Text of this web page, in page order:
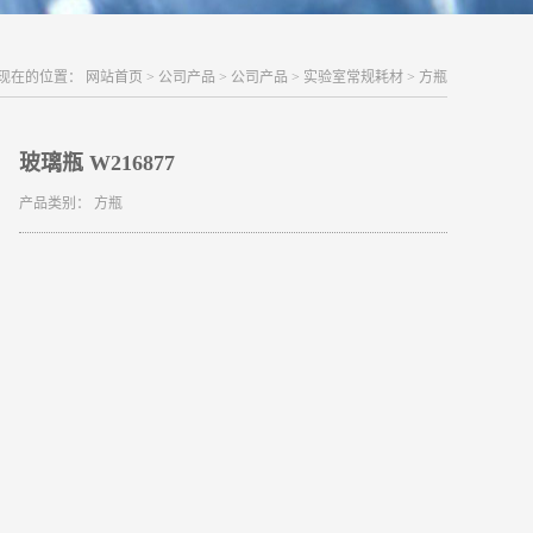
在的位置： 网站首页 > 公司产品 > 公司产品 > 实验室常规耗材 > 方瓶
玻璃瓶 W216877
产品类别： 方瓶